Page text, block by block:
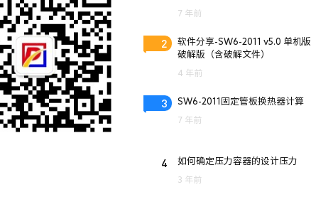
7 年前
2
软件分享-SW6-2011 v5.0 单机版
破解版（含破解文件）
4 年前
3 SW6-2011固定管板换热器计算
7 年前
4 如何确定压力容器的设计压力
3 年前